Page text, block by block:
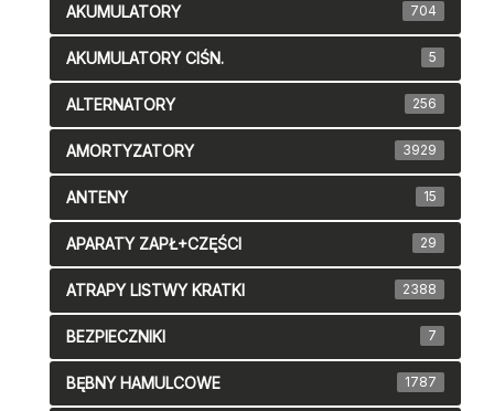
AKUMULATORY 704
AKUMULATORY CIŚN. 5
ALTERNATORY 256
AMORTYZATORY 3929
ANTENY 15
APARATY ZAPŁ+CZĘŚCI 29
ATRAPY LISTWY KRATKI 2388
BEZPIECZNIKI 7
BĘBNY HAMULCOWE 1787